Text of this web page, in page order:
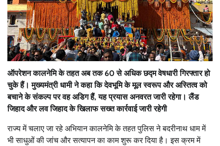
ऑपरेशन कालनेमि के तहत अब तक 60 से अधिक छद्म वेषधारी गिरफ्तार हो
चुके हैं। मुख्यमंत्री धामी ने कहा कि देवभूमि के मूल स्वरूप और अस्तित्व को
बचाने के संकल्प पर वह अडिग हैं, यह प्रयास अनवरत जारी रहेगा। लैंड
जिहाद और लव जिहाद के खिलाफ सख्त कार्रवाई जारी रहेगी
राज्य में चलाए जा रहे अभियान कालनेमि के तहत पुलिस ने बदरीनाथ धाम में
भी साधुओं की जांच और सत्यापन का काम शुरू कर दिया है। इस क्रम में